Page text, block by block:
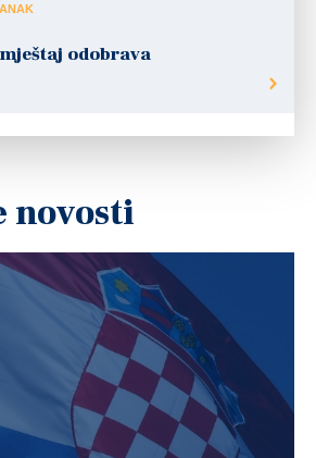
odobrava
novosti